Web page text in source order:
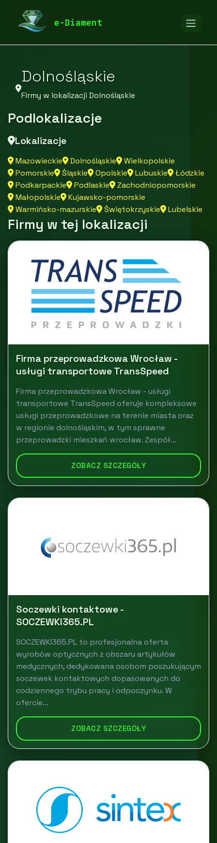
e-Diament
diamentspa.pl
Firmy z województwa Dolnośląskiego
Dolnośląskie
Firmy w lokalizacji Dolnośląskie
Podlokalizacje
Lokalizacje
Mazowieckie Dolnośląskie
Wielkopolskie
Pomorskie
Śląskie Opolskie Lubuskie
Łódzkie
Podkarpackie
Podlaskie
Zachodniopomorskie
Małopolskie
Kujawsko-pomorskie
Warmińsko-mazurskie
Świętokrzyskie Lubelskie
Firmy w tej lokalizacji
Firma przeprowadzkowa Wrocław -
usługi transportowe TransSpeed
Firma przeprowadzkowa Wrocław - usługi
transportowe TransSpeed oferuje kompleksowe
usługi przeprowadzkowe na terenie miasta oraz
w regionie dolnośląskim, w tym sprawne
przeprowadzki mieszkań wrocław. Zespół...
ZOBACZ SZCZEGÓŁY
Soczewki kontaktowe -
SOCZEWKI365.PL
SOCZEWKI365.PL to profesjonalna oferta
wyrobów optycznych z obszaru artykułów
medycznych, dedykowana osobom poszukującym
soczewek kontaktowych dopasowanych do
codziennego trybu pracy i odpoczynku. W
ofercie...
ZOBACZ SZCZEGÓŁY